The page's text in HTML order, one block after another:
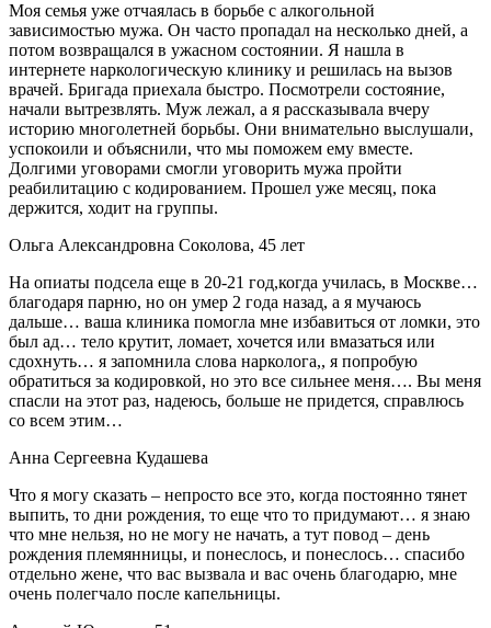
Моя семья уже отчаялась в борьбе с алкогольной
зависимостью мужа. Он часто пропадал на несколько дней, а
потом возвращался в ужасном состоянии. Я нашла в
интернете наркологическую клинику и решилась на вызов
врачей. Бригада приехала быстро. Посмотрели состояние,
начали вытрезвлять. Муж лежал, а я рассказывала вчеру
историю многолетней борьбы. Они внимательно выслушали,
успокоили и объяснили, что мы поможем ему вместе.
Долгими уговорами смогли уговорить мужа пройти
реабилитацию с кодированием. Прошел уже месяц, пока
держится, ходит на группы.
Ольга Александровна Соколова, 45 лет
На опиаты подсела еще в 20-21 год,когда училась, в Москве…
благодаря парню, но он умер 2 года назад, а я мучаюсь
дальше… ваша клиника помогла мне избавиться от ломки, это
был ад… тело крутит, ломает, хочется или вмазаться или
сдохнуть… я запомнила слова нарколога,, я попробую
обратиться за кодировкой, но это все сильнее меня…. Вы меня
спасли на этот раз, надеюсь, больше не придется, справлюсь
со всем этим…
Анна Сергеевна Кудашева
Что я могу сказать – непросто все это, когда постоянно тянет
выпить, то дни рождения, то еще что то придумают… я знаю
что мне нельзя, но не могу не начать, а тут повод – день
рождения племянницы, и понеслось, и понеслось… спасибо
отдельно жене, что вас вызвала и вас очень благодарю, мне
очень полегчало после капельницы.